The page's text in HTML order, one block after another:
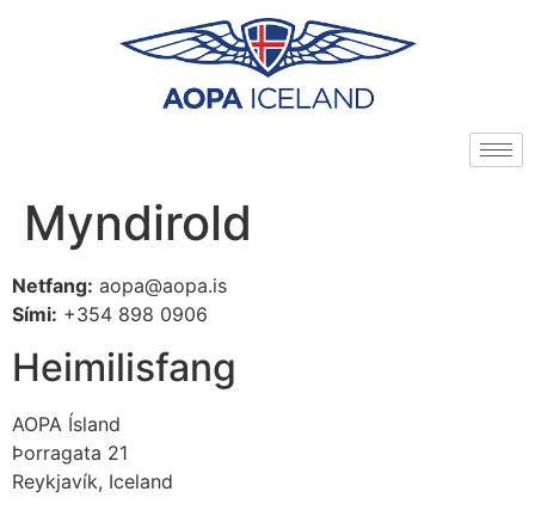
Myndirold
Netfang: aopa@aopa.is
Sími: +354 898 0906
Heimilisfang
AOPA Ísland
Þorragata 21
Reykjavík, Iceland